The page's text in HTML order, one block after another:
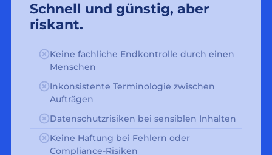
Schnell und günstig, aber
riskant.
Keine fachliche Endkontrolle durch einen
Menschen
Inkonsistente Terminologie zwischen
Aufträgen
Datenschutzrisiken bei sensiblen Inhalten
Keine Haftung bei Fehlern oder
Compliance-Risiken